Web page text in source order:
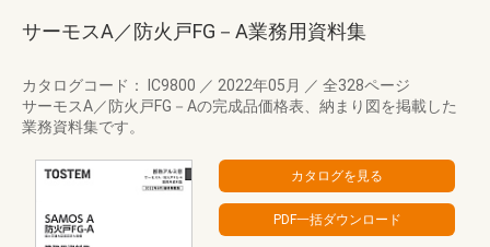
サーモスA／防火戸FG－A業務用資料集
カタログコード： IC9800 ／ 2022年05月 ／ 全328ページ
サーモスA／防火戸FG－Aの完成品価格表、納まり図を掲載した
業務資料集です。